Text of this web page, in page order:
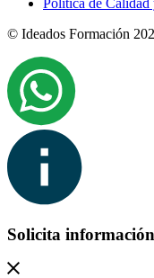
© Ideados Formación
Solicita